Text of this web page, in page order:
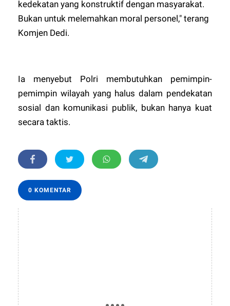
kedekatan yang konstruktif dengan masyarakat.
Bukan untuk melemahkan moral personel," terang
Komjen Dedi.
Ia menyebut Polri membutuhkan pemimpin-
pemimpin wilayah yang halus dalam pendekatan
sosial dan komunikasi publik, bukan hanya kuat
secara taktis.
0 KOMENTAR